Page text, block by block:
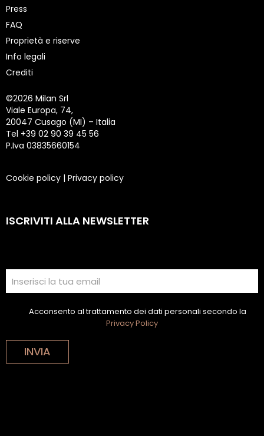
Press
FAQ
Proprietà e riserve
Info legali
Crediti
©2026 Milan Srl
Viale Europa, 74,
20047 Cusago (MI) – Italia
Tel +39 02 90 39 45 56
P.Iva 03835660154
Cookie policy | Privacy policy
ISCRIVITI ALLA NEWSLETTER
Acconsento al trattamento dei dati personali secondo la
Privacy Policy
INVIA